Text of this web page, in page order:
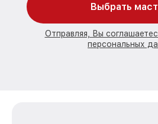
Выбрать
Отправляя, Вы
персональных